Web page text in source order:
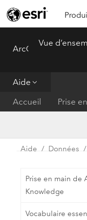
ARCGIS
la
ArcGIS Pro
Vue
Aide
Accueil
Prise
Aide Données
Prise en main de
Knowledge
Vocabulaire